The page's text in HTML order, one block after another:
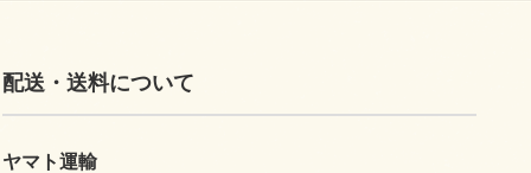
配送・送料について
ヤマト運輸